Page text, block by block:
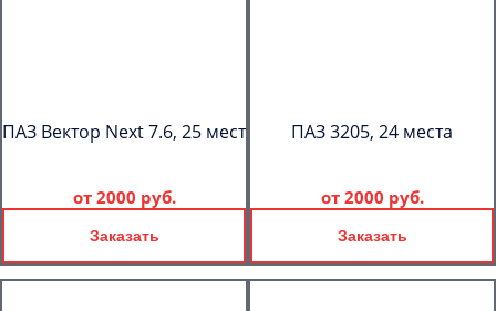
ПАЗ Вектор Next 7.6, 25 мест
от 2000 руб.
Заказать
ПАЗ 3205, 24 места
от 2000 руб.
Заказать